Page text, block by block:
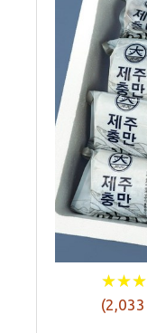
★★★
★★★
(2,033